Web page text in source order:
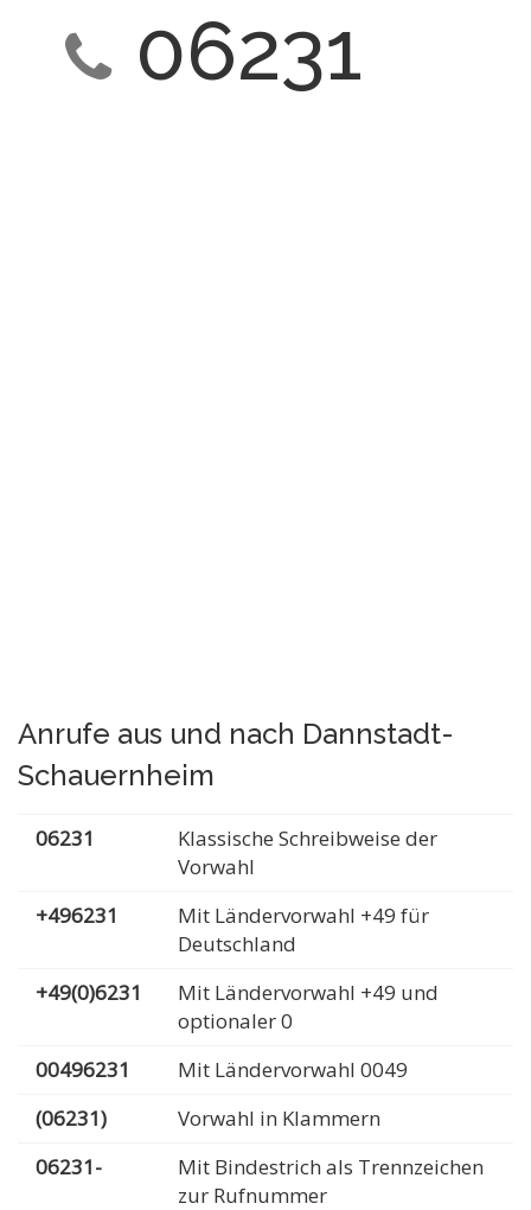
06231
Anrufe aus und nach Dannstadt-
Schauernheim
06231
Klassische Schreibweise der
Vorwahl
+496231
Mit Ländervorwahl +49 für
Deutschland
+49(0)6231
Mit Ländervorwahl +49 und
optionaler 0
00496231
Mit Ländervorwahl 0049
(06231)
Vorwahl in Klammern
06231-
Mit Bindestrich als Trennzeichen
zur Rufnummer